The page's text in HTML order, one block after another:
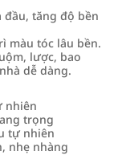
đầu, tăng độ bền
màu tóc lâu bền.
lược, bao
dễ dàng.
nhiên
trọng
tự nhiên
nhẹ nhàng